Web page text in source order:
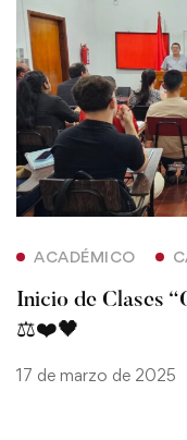
ACADÉMICO
Inicio de Clases
⚖️❤️🖤
17 de marzo de 2025